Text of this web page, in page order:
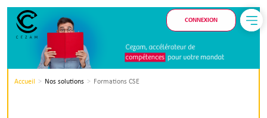
CONNEXION
Accueil Nos solutions Formations CSE